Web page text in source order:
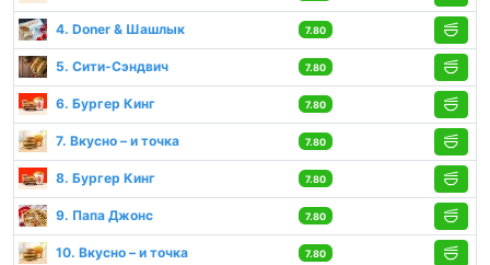
4. Doner & Шашлык 7.80
5. Сити-Сэндвич 7.80
6. Бургер Кинг 7.80
7. Вкусно – и точка 7.80
8. Бургер Кинг 7.80
9. Папа Джонс 7.80
10. Вкусно – и точка 7.80